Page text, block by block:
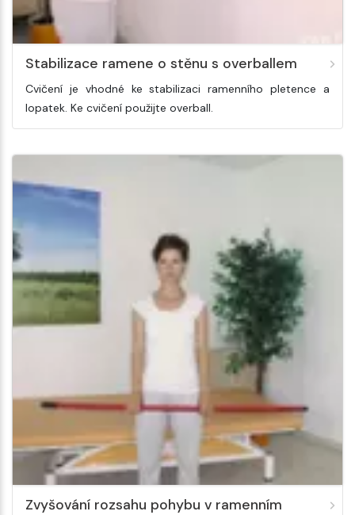
Stabilizace ramene o stěnu s overballem
Cvičení je vhodné ke stabilizaci ramenního pletence a
lopatek. Ke cvičení použijte overball.
Zvyšování rozsahu pohybu v ramenním